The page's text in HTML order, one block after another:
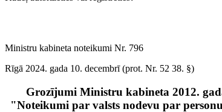
Ministru kabineta noteikumi Nr. 796
Rīgā 2024. gada 10. decembrī (prot. Nr. 52 38. §)
Grozījumi Ministru kabineta 2012.
"Noteikumi par valsts nodevu par